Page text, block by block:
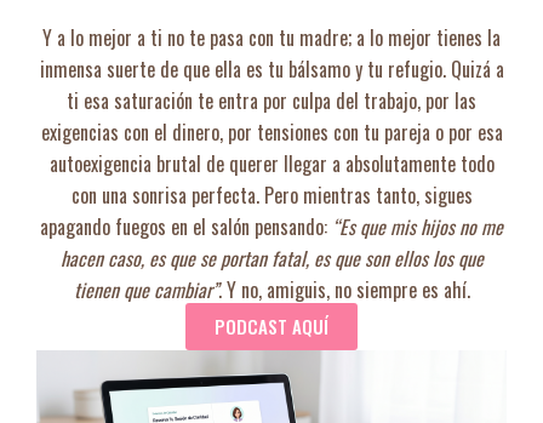
Y a lo mejor a ti no te pasa con tu madre; a lo mejor tienes la
inmensa suerte de que ella es tu bálsamo y tu refugio. Quizá a
ti esa saturación te entra por culpa del trabajo, por las
exigencias con el dinero, por tensiones con tu pareja o por esa
autoexigencia brutal de querer llegar a absolutamente todo
con una sonrisa perfecta. Pero mientras tanto, sigues
apagando fuegos en el salón pensando: “Es que mis hijos no me
hacen caso, es que se portan fatal, es que son ellos los que
tienen que cambiar”. Y no, amiguis, no siempre es ahí.
PODCAST AQUÍ